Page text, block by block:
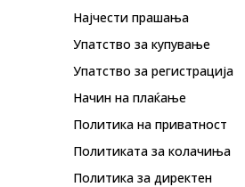
Најчести прашања
Упатство за купување
Упатство за регистрација
Начин на плаќање
Политика на приватност
Политиката за колачиња
Политика за директен